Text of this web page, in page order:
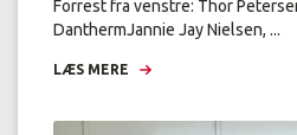
Forrest fra venstre: Thor
DanthermJannie Jay Nielsen, ...
LÆS MERE